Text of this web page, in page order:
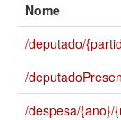
Nome
/deputado/
/
/despesa/{ano}/